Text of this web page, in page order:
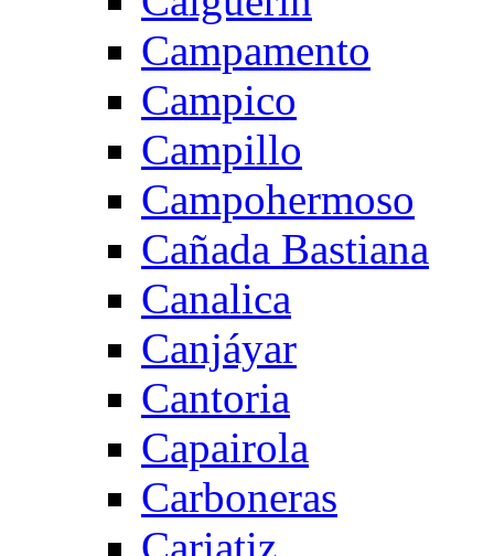
Campamento
Campico
Campillo
Campohermoso
Cañada Bastiana
Canalica
Canjáyar
Cantoria
Capairola
Carboneras
Cariatiz